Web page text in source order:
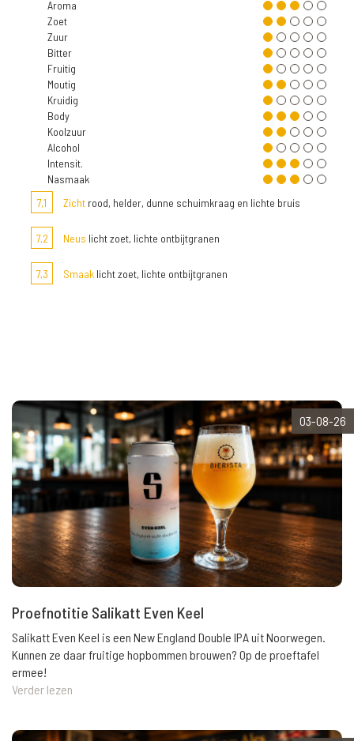
Aroma
Zoet
Zuur
Bitter
Fruitig
Moutig
Kruidig
Body
Koolzuur
Alcohol
Intensit.
Nasmaak
7,1
Zicht rood, helder, dunne schuimkraag en lichte bruis
7,2 Neus licht zoet, lichte ontbijtgranen
7,3 Smaak licht zoet, lichte ontbijtgranen
03-08-26
Proefnotitie Salikatt Even Keel
Salikatt Even Keel is een New England Double IPA uit Noorwegen.
Kunnen ze daar fruitige hopbommen brouwen? Op de proeftafel
ermee!
Verder lezen